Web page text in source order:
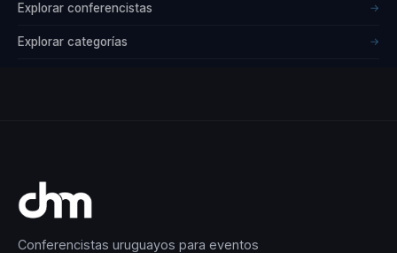
Explorar conferencistas →
Explorar categorías →
Conferencistas uruguayos para eventos